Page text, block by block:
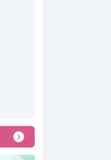
dan